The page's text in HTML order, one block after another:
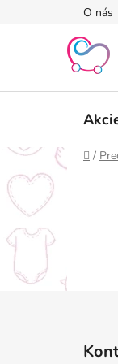
O nás
/